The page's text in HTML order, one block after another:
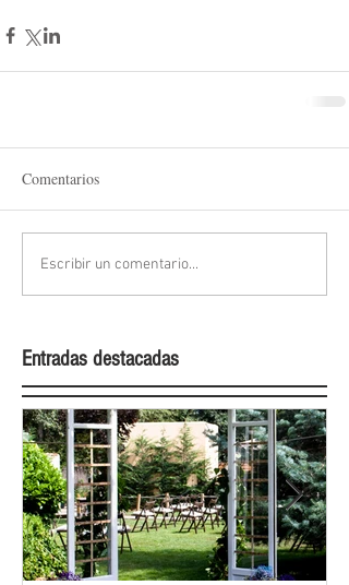
Comentarios
Escribir un comentario...
Entradas destacadas